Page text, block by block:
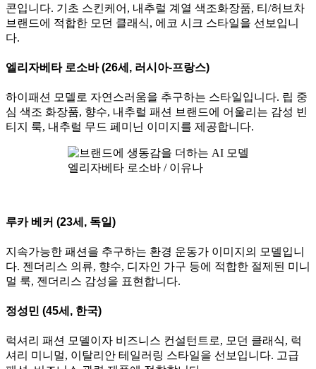
콘입니다. 기초 스킨케어, 내추럴 계열 색조화장품, 티/허브차
브랜드에 적합한 모던 클래식, 에코 시크 스타일을 선보입니
다.
엘리자베타 로소바 (26세, 러시아-프랑스)
하이패션 모델로 자연스러움을 추구하는 스타일입니다. 립 중
심 색조 화장품, 향수, 내추럴 패션 브랜드에 어울리는 감성 빈
티지 룩, 내추럴 무드 페미닌 이미지를 제공합니다.
엘리자베타 로소바 / 이유나
루카 베커 (23세, 독일)
지속가능한 패션을 추구하는 환경 운동가 이미지의 모델입니
다. 젠더리스 의류, 향수, 디자인 가구 등에 적합한 절제된 미니
멀 룩, 젠더리스 감성을 표현합니다.
정성민 (45세, 한국)
럭셔리 패션 모델이자 비즈니스 컨설턴트로, 모던 클래식, 럭
셔리 미니멀, 이탈리안 테일러링 스타일을 선보입니다. 고급